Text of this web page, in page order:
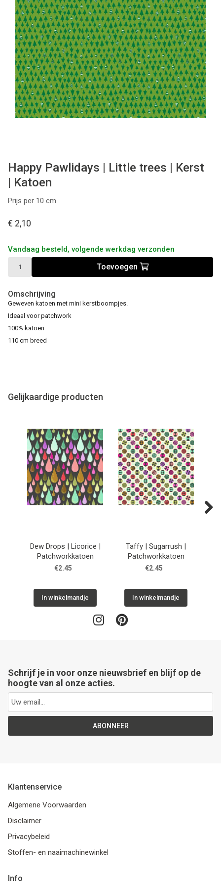
Tips & tricks
Cadeaubon
Solden
Contact
Happy Pawlidays | Little trees | Kerst
| Katoen
Prijs per 10 cm
€ 2,10
Vandaag besteld, volgende werkdag verzonden
Toevoegen
Omschrijving
Geweven katoen met mini kerstboompjes.
Ideaal voor patchwork
100% katoen
110 cm breed
Gelijkaardige producten
Dew Drops | Licorice |
Patchworkkatoen
€2.45
In winkelmandje
Taffy | Sugarrush |
Patchworkkatoen
€2.45
In winkelmandje
Schrijf je in voor onze nieuwsbrief en blijf op de
hoogte van al onze acties.
ABONNEER
Klantenservice
Algemene Voorwaarden
Disclaimer
Privacybeleid
Stoffen- en naaimachinewinkel
Info